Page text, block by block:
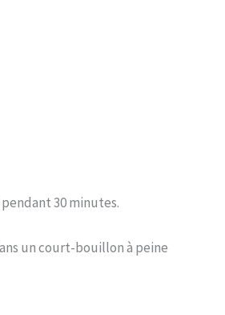
30 minutes.
un court-bouillon à peine